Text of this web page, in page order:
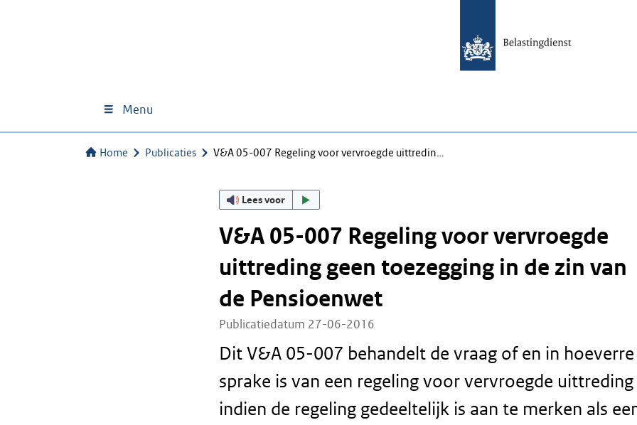
Menu
Home Publicaties V&A 05-007 Regeling voor vervroegde uittredin…
Lees voor
V&A 05-007 Regeling voor vervroegde
uittreding geen toezegging in de zin van
de Pensioenwet
Publicatiedatum 27-06-2016
Dit V&A 05-007 behandelt de vraag of en in hoeverre
sprake is van een regeling voor vervroegde uittreding
indien de regeling gedeeltelijk is aan te merken als